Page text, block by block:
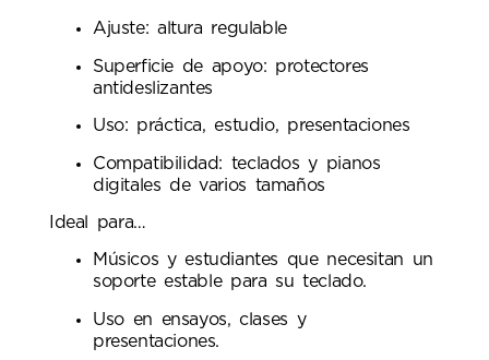
Ajuste: altura regulable
Superficie de apoyo: protectores
antideslizantes
Uso: práctica, estudio, presentaciones
Compatibilidad: teclados y pianos
digitales de varios tamaños
Ideal para…
Músicos y estudiantes que necesitan un
soporte estable para su teclado.
Uso en ensayos, clases y
presentaciones.